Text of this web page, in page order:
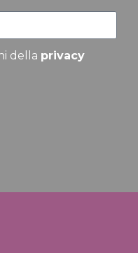
della privacy